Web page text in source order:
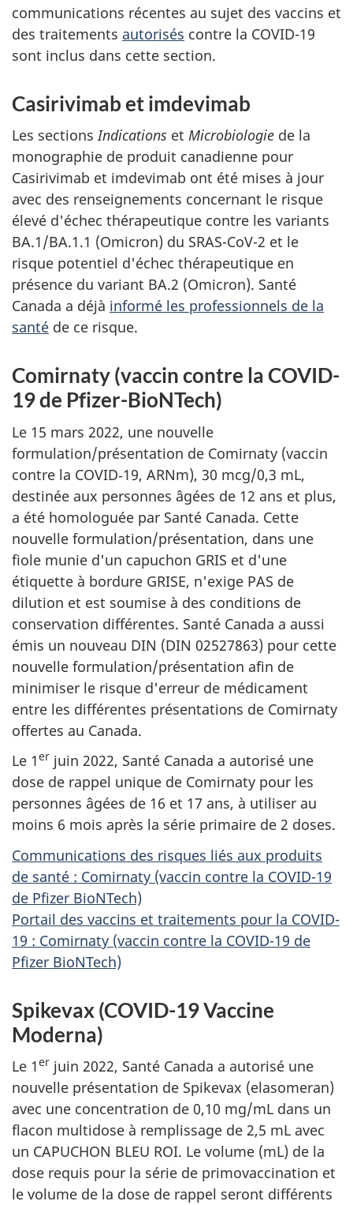
communications récentes au sujet des vaccins et
des traitements autorisés contre la COVID-19
sont inclus dans cette section.
Casirivimab et imdevimab
Les sections Indications et Microbiologie de la
monographie de produit canadienne pour
Casirivimab et imdevimab ont été mises à jour
avec des renseignements concernant le risque
élevé d'échec thérapeutique contre les variants
BA.1/BA.1.1 (Omicron) du SRAS-CoV-2 et le
risque potentiel d'échec thérapeutique en
présence du variant BA.2 (Omicron). Santé
Canada a déjà informé les professionnels de la
santé de ce risque.
Comirnaty (vaccin contre la COVID-
19 de Pfizer-BioNTech)
Le 15 mars 2022, une nouvelle
formulation/présentation de Comirnaty (vaccin
contre la COVID‑19, ARNm), 30 mcg/0,3 mL,
destinée aux personnes âgées de 12 ans et plus,
a été homologuée par Santé Canada. Cette
nouvelle formulation/présentation, dans une
fiole munie d'un capuchon GRIS et d'une
étiquette à bordure GRISE, n'exige PAS de
dilution et est soumise à des conditions de
conservation différentes. Santé Canada a aussi
émis un nouveau DIN (DIN 02527863) pour cette
nouvelle formulation/présentation afin de
minimiser le risque d'erreur de médicament
entre les différentes présentations de Comirnaty
offertes au Canada.
Le 1er juin 2022, Santé Canada a autorisé une
dose de rappel unique de Comirnaty pour les
personnes âgées de 16 et 17 ans, à utiliser au
moins 6 mois après la série primaire de 2 doses.
Communications des risques liés aux produits
de santé : Comirnaty (vaccin contre la COVID-19
de Pfizer BioNTech)
Portail des vaccins et traitements pour la COVID-
19 : Comirnaty (vaccin contre la COVID-19 de
Pfizer BioNTech)
Spikevax (COVID-19 Vaccine
Moderna)
Le 1er juin 2022, Santé Canada a autorisé une
nouvelle présentation de Spikevax (elasomeran)
avec une concentration de 0,10 mg/mL dans un
flacon multidose à remplissage de 2,5 mL avec
un CAPUCHON BLEU ROI. Le volume (mL) de la
dose requis pour la série de primovaccination et
le volume de la dose de rappel seront différents